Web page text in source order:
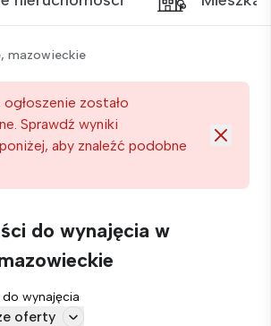
mazowieckie
ogłoszenie zostało
Sprawdź wyniki
aby znaleźć podobne
do wynajęcia w
wynajęcia
oferty